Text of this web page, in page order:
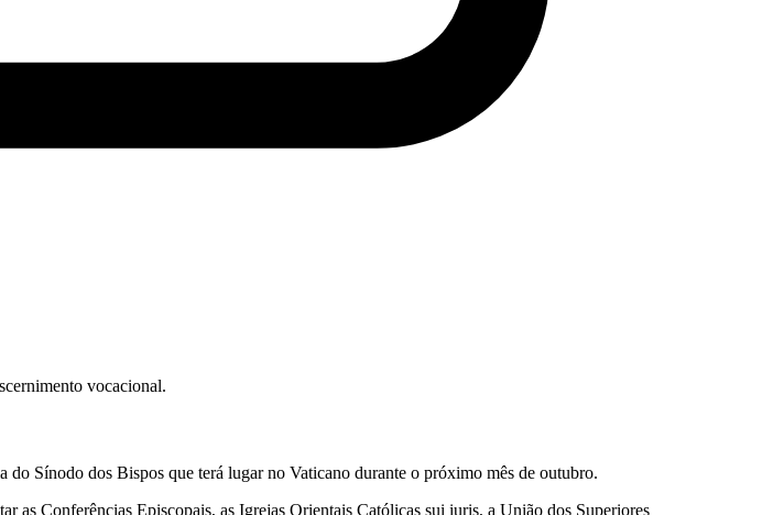
vocacional.
Sínodo dos Bispos que terá lugar no Vaticano durante o próximo mês de outubro.
as Conferências Episcopais, as Igrejas Orientais Católicas sui iuris, a União dos Superiores